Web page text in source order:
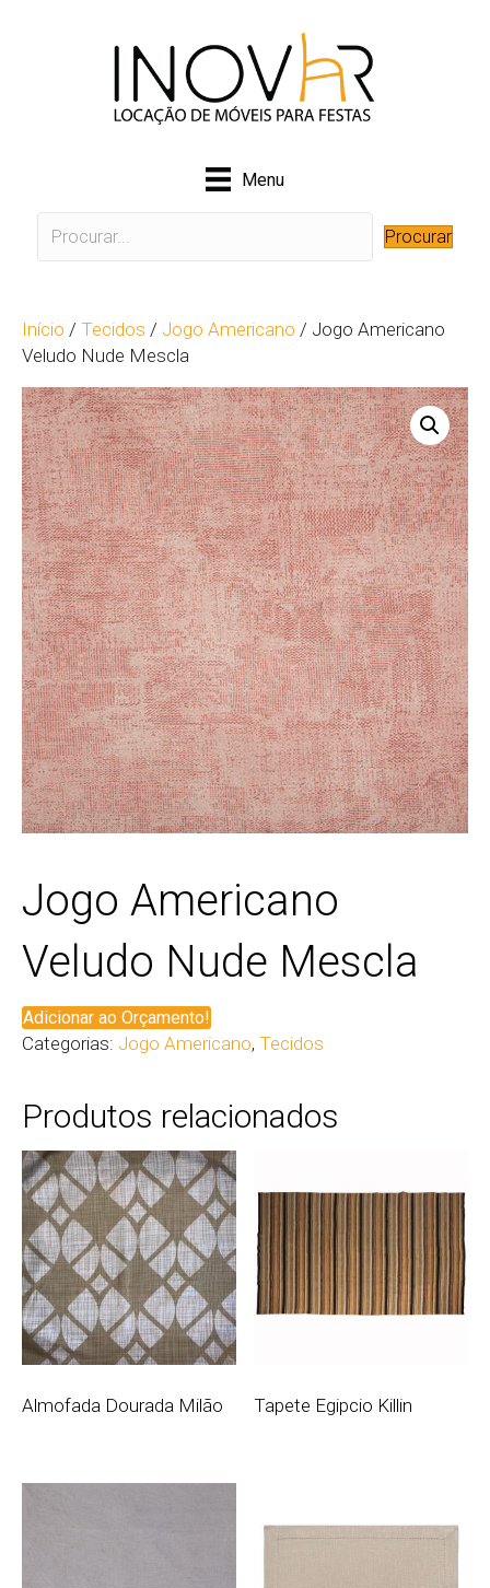
Menu
Procurar
Início / Tecidos / Jogo Americano / Jogo Americano
Veludo Nude Mescla
Jogo Americano
Veludo Nude Mescla
Adicionar ao Orçamento!
Categorias: Jogo Americano, Tecidos
Produtos relacionados
Almofada Dourada Milão Tapete Egipcio Killin